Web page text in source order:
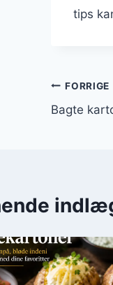
tips
FORRIGE
Bagte